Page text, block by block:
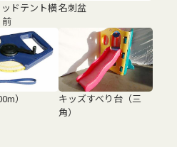
ドテント横名刺盆
）
キッズすべり台（三
角）